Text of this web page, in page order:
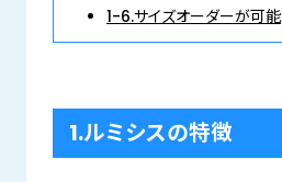
1-6.サイズオーダーが可能
1.ルミシスの特徴